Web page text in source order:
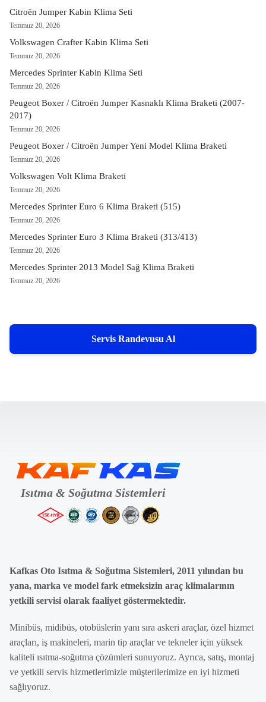
Citroën Jumper Kabin Klima Seti
Temmuz 20, 2026
Volkswagen Crafter Kabin Klima Seti
Temmuz 20, 2026
Mercedes Sprinter Kabin Klima Seti
Temmuz 20, 2026
Peugeot Boxer / Citroën Jumper Kasnaklı Klima Braketi (2007-
2017)
Temmuz 20, 2026
Peugeot Boxer / Citroën Jumper Yeni Model Klima Braketi
Temmuz 20, 2026
Volkswagen Volt Klima Braketi
Temmuz 20, 2026
Mercedes Sprinter Euro 6 Klima Braketi (515)
Temmuz 20, 2026
Mercedes Sprinter Euro 3 Klima Braketi (313/413)
Temmuz 20, 2026
Mercedes Sprinter 2013 Model Sağ Klima Braketi
Temmuz 20, 2026
Servis Randevusu Al
Kafkas Oto Isıtma & Soğutma Sistemleri, 2011 yılından bu
yana, marka ve model fark etmeksizin araç klimalarının
yetkili servisi olarak faaliyet göstermektedir.
Minibüs, midibüs, otobüslerin yanı sıra askeri araçlar, özel hizmet
araçları, iş makineleri, marin tip araçlar ve tekneler için yüksek
kaliteli ısıtma-soğutma çözümleri sunuyoruz. Ayrıca, satış, montaj
ve yetkili servis hizmetlerimizle müşterilerimize en iyi hizmeti
sağlıyoruz.